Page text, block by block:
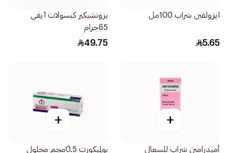
ايزولفين شراب 100مل
5.65
برونشيكير كبسولات آيفي
65جرام
49.75
+
أميدرامين شراب للسعال
+
بولميكورت 0.5مجم محلول